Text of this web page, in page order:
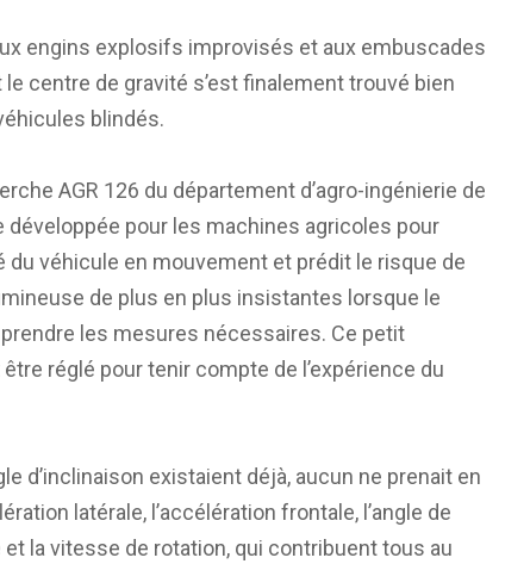
engins explosifs improvisés et aux embuscades
centre de gravité s’est finalement trouvé bien
blindés.
AGR 126 du département d’agro-ingénierie de
développée pour les machines agricoles pour
du véhicule en mouvement et prédit le risque de
de plus en plus insistantes lorsque le
les mesures nécessaires. Ce petit
réglé pour tenir compte de l’expérience du
d’inclinaison existaient déjà, aucun ne prenait en
latérale, l’accélération frontale, l’angle de
la vitesse de rotation, qui contribuent tous au